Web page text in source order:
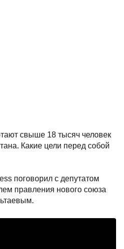
свыше 18 тысяч человек
Какие цели перед собой
поговорил с депутатом
правления нового союза